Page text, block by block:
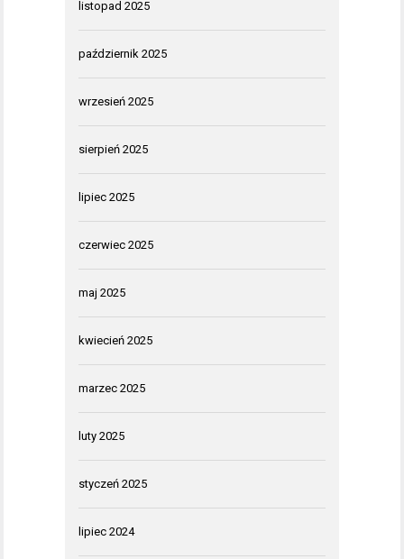
listopad 2025
październik 2025
wrzesień 2025
sierpień 2025
lipiec 2025
czerwiec 2025
maj 2025
kwiecień 2025
marzec 2025
luty 2025
styczeń 2025
lipiec 2024